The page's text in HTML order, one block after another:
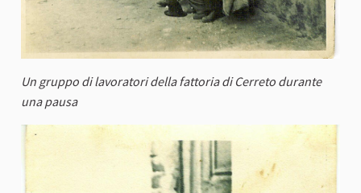
Un gruppo di lavoratori della fattoria di Cerreto durante
una pausa